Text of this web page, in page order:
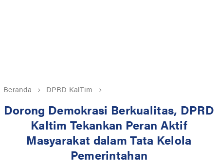
Beranda DPRD KalTim
Dorong Demokrasi Berkualitas, DPRD
Kaltim Tekankan Peran Aktif
Masyarakat dalam Tata Kelola
Pemerintahan